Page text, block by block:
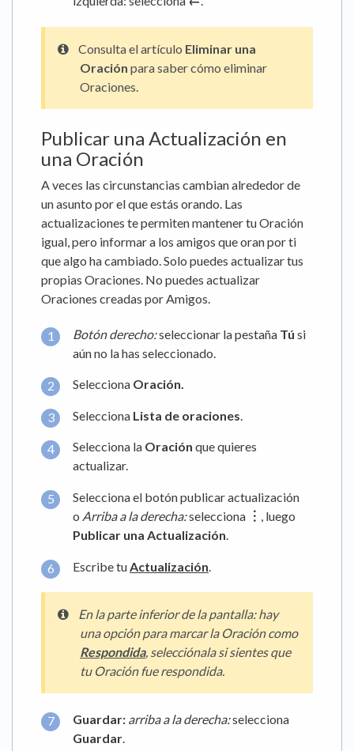
Consulta el artículo Eliminar una
Oración para saber cómo eliminar
Oraciones.
Publicar una Actualización en
una Oración
A veces las circunstancias cambian alrededor de
un asunto por el que estás orando. Las
actualizaciones te permiten mantener tu Oración
igual, pero informar a los amigos que oran por ti
que algo ha cambiado. Solo puedes actualizar tus
propias Oraciones. No puedes actualizar
Oraciones creadas por Amigos.
Botón derecho:seleccionar la pestaña Tú si
aún no la has seleccionado.
Selecciona Oración.
Selecciona Lista de oraciones
Selecciona la Oración que quieres
actualizar.
Selecciona el botón publicar actualización
o Arriba a la derecha:selecciona ︙ , luego
Publicar una Actualización.
Escribe tu Actualización
En la parte inferior de la pantalla: hay
una opción para marcar la Oración como
Respondida, selecciónala si sientes que
tu Oración fue respondida.
Guardar: arriba a la derecha:selecciona
Guardar.